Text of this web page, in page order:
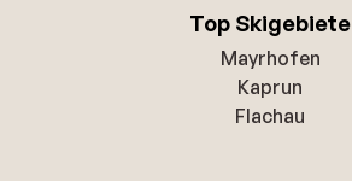
Top Skigebiete
Mayrhofen
Kaprun
Flachau